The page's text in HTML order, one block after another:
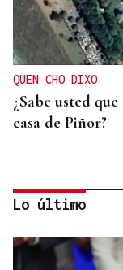
QUEN CHO DIXO
¿Sabe usted
casa de Piñor?
Lo último